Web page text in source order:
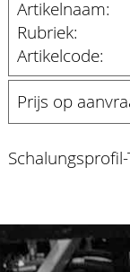
Artikelnaam:
Rubriek:
Artikelcode:
Prijs op